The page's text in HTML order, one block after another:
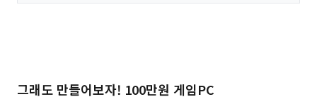
그래도 만들어보자! 100만원 게임PC